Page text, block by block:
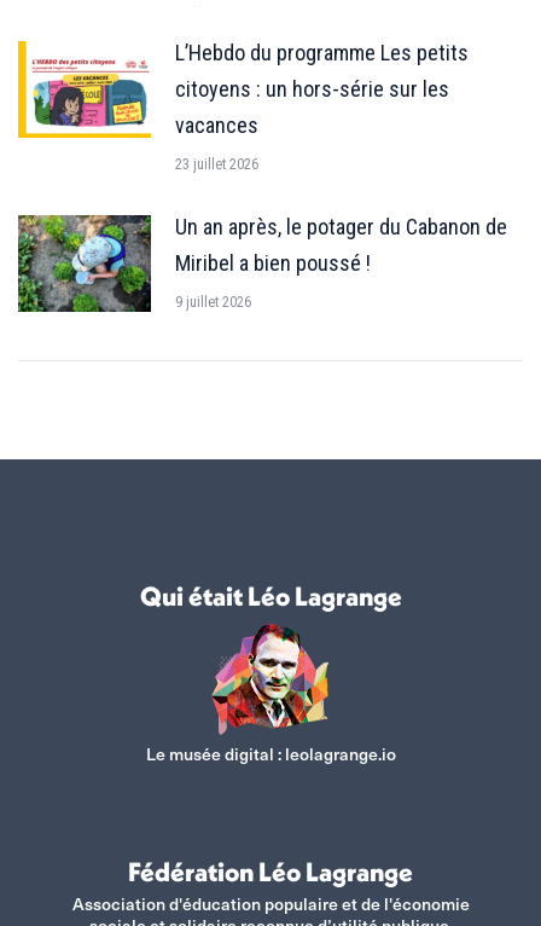
L’Hebdo du programme Les petits
citoyens : un hors-série sur les
vacances
23 juillet 2026
Un an après, le potager du Cabanon de
Miribel a bien poussé !
9 juillet 2026
Qui était Léo Lagrange
Le musée digital : leolagrange.io
Fédération Léo Lagrange
Association d'éducation populaire et de l'économie